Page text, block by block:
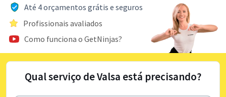
Até 4 orçamentos grátis e seguros
Profissionais avaliados
Como funciona o GetNinjas?
Qual serviço de Valsa está precisando?